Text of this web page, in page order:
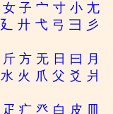
女 子 宀 寸 小 尢
廴 廾 弋 弓 彐 彡
斤 方 无 日 曰 月
水 火 爪 父 爻 爿
疋 疒 癶 白 皮